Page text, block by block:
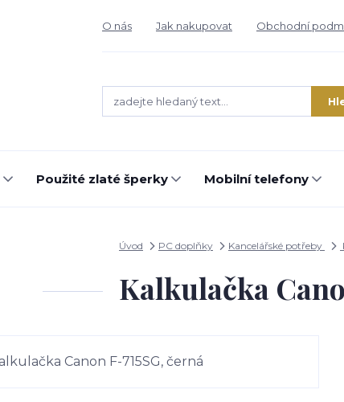
O nás Jak nakupovat Obchodní
Použité zlaté šperky Mobilní telefony
Úvod PC doplňky Kancelářské potřeby
Kalkulačka